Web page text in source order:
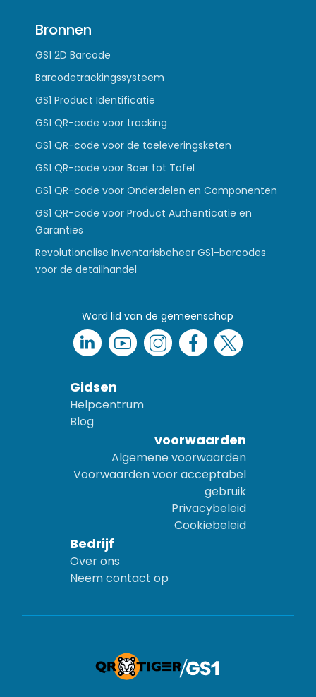
Bronnen
GS1 2D Barcode
Barcodetrackingssysteem
GS1 Product Identificatie
GS1 QR-code voor tracking
GS1 QR-code voor de toeleveringsketen
GS1 QR-code voor Boer tot Tafel
GS1 QR-code voor Onderdelen en Componenten
GS1 QR-code voor Product Authenticatie en
Garanties
Revolutionalise Inventarisbeheer GS1-barcodes
voor de detailhandel
Word lid van de gemeenschap
Gidsen
Helpcentrum
Blog
voorwaarden
Algemene voorwaarden
Voorwaarden voor acceptabel
gebruik
Privacybeleid
Cookiebeleid
Bedrijf
Over ons
Neem contact op